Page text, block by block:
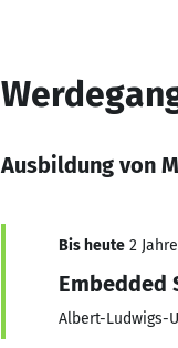
Ausbildung von
Bis heute 2
Embedded
Albert-Ludwigs-